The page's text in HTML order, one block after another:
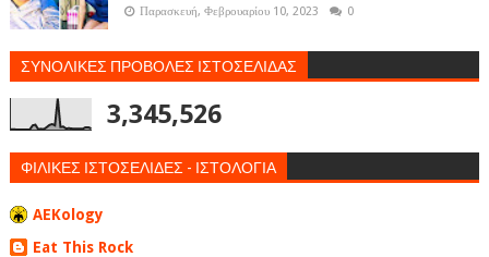
Παρασκευή, Φεβρουαρίου 10, 2023 0
ΣΥΝΟΛΙΚΕΣ ΠΡΟΒΟΛΕΣ ΙΣΤΟΣΕΛΙΔΑΣ
3,345,526
ΦΙΛΙΚΕΣ ΙΣΤΟΣΕΛΙΔΕΣ - ΙΣΤΟΛΟΓΙΑ
AEKology
Eat This Rock